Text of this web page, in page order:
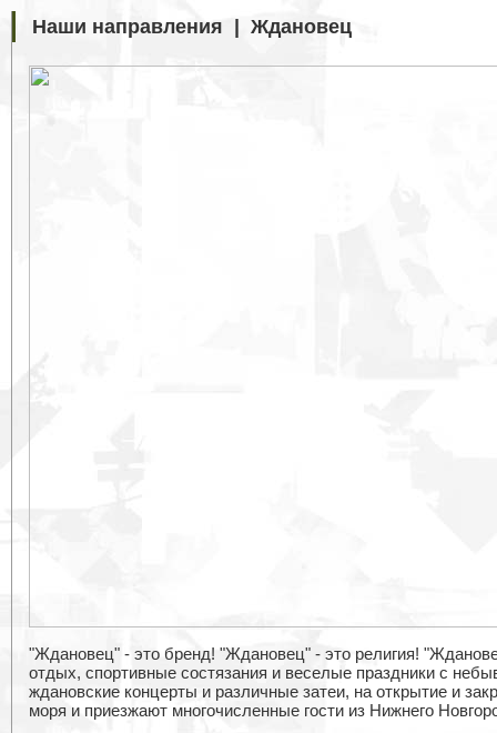
Наши направления | Ждановец
"Ждановец" - это бренд! "Ждановец" - это религия!
отдых, спортивные состязания и веселые праздники с
ждановские концерты и различные затеи, на открытие и
моря и приезжают многочисленные гости из Нижнего